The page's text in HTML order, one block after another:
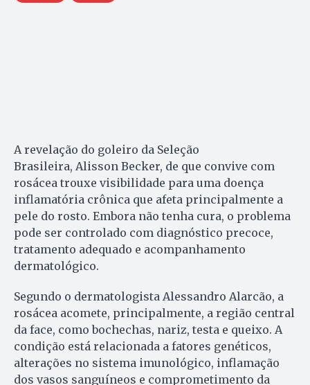
A revelação do goleiro da Seleção
Brasileira, Alisson Becker, de que convive com
rosácea trouxe visibilidade para uma doença
inflamatória crônica que afeta principalmente a
pele do rosto. Embora não tenha cura, o problema
pode ser controlado com diagnóstico precoce,
tratamento adequado e acompanhamento
dermatológico.
Segundo o dermatologista Alessandro Alarcão, a
rosácea acomete, principalmente, a região central
da face, como bochechas, nariz, testa e queixo. A
condição está relacionada a fatores genéticos,
alterações no sistema imunológico, inflamação
dos vasos sanguíneos e comprometimento da